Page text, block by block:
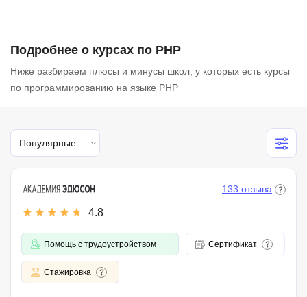
Подробнее о курсах по PHP
Ниже разбираем плюсы и минусы школ, у которых есть курсы
по программированию на языке PHP
Популярные
4.8
133 отзыва
Помощь с трудоустройством Сертификат
Стажировка